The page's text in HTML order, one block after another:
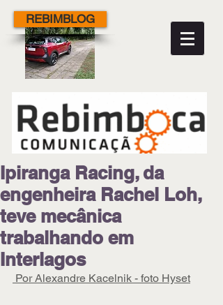
REBIMBLOG
Ipiranga Racing, da
engenheira Rachel Loh,
teve mecânica
trabalhando em
Interlagos
Por Alexandre Kacelnik - foto Hyset